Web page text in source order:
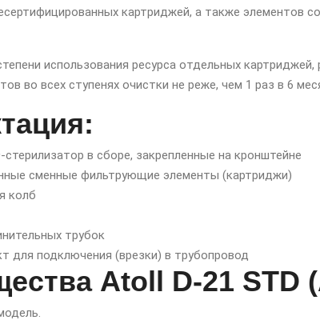
картриджей, а также элементов
использования ресурса отдельных
во всех ступенях очистки не реже, чем 1 раз в 6
в сборе, закрепленные на кронштейне
сменные фильтрующие элементы (картриджи)
колб
трубок
для подключения (врезки) в трубопровод
Atoll D-21 STD